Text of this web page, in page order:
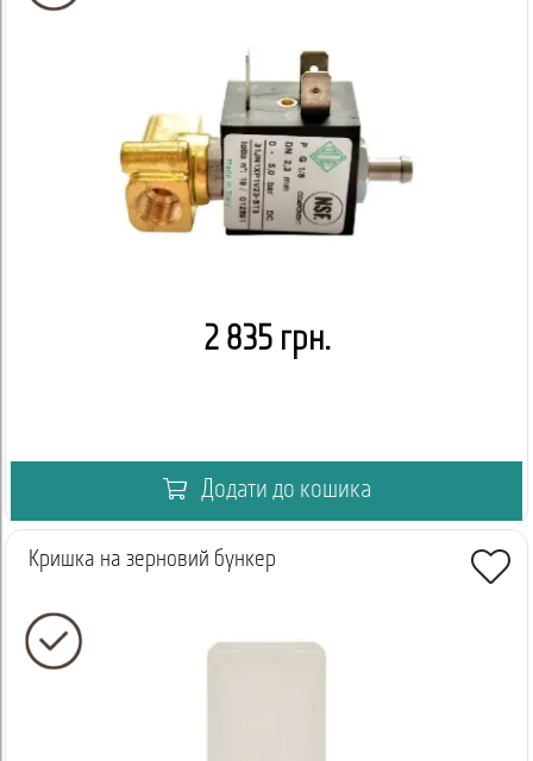
2 835 грн.
Додати до кошика
Кришка на зерновий бункер